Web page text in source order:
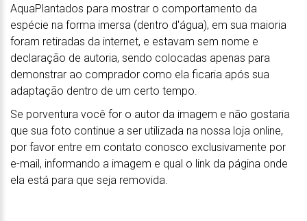
AquaPlantados para mostrar o comportamento da
espécie na forma imersa (dentro d'água), em sua maioria
foram retiradas da internet, e estavam sem nome e
declaração de autoria, sendo colocadas apenas para
demonstrar ao comprador como ela ficaria após sua
adaptação dentro de um certo tempo.
Se porventura você for o autor da imagem e não gostaria
que sua foto continue a ser utilizada na nossa loja online,
por favor entre em contato conosco exclusivamente por
e-mail, informando a imagem e qual o link da página onde
ela está para que seja removida.